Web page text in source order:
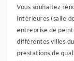
Vous souhaitez
intérieures (salle
entreprise de
différentes villes
prestations de